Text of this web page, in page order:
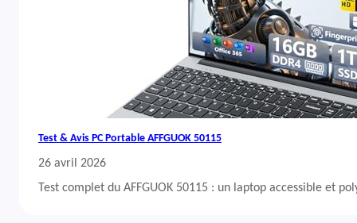
Test & Avis PC Portable AFFGUOK 50115
26 avril 2026
Test complet du AFFGUOK 50115 : un laptop accessible